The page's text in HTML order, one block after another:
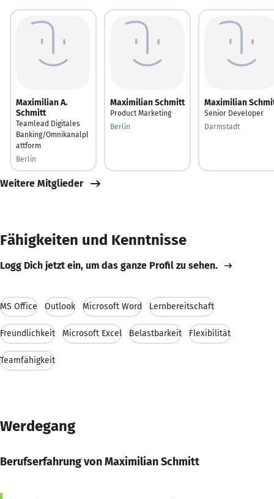
Maximilian A.
Schmitt
Teamlead Digitales
Banking/Omnikanalpl
attform
Berlin
Maximilian Schmitt
Product Marketing
Berlin
Maximilian
Senior Developer
Darmstadt
Weitere Mitglieder
Fähigkeiten und Kenntnisse
Logg Dich jetzt ein, um das ganze Profil zu sehen.
MS Office Outlook Microsoft Word Lernbereitschaft
Freundlichkeit Microsoft Excel Belastbarkeit Flexibilität
Teamfähigkeit
Werdegang
Berufserfahrung von Maximilian Schmitt